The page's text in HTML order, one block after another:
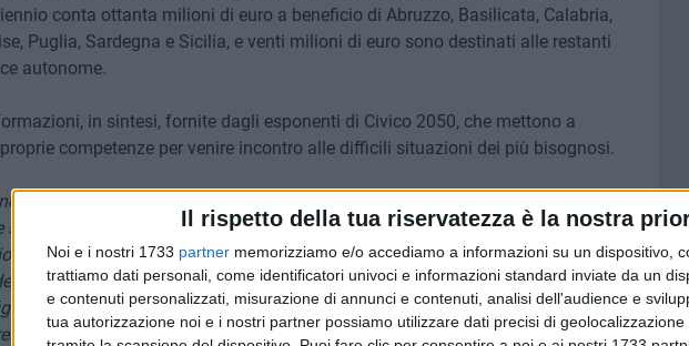
Il rispetto della tua riservatezza è la nostra
Noi e i nostri 1733 partner memorizziamo e/o accediamo a informazioni su un dispositivo,
trattiamo dati personali, come identificatori univoci e informazioni standard inviate da un
e contenuti personalizzati, misurazione di annunci e contenuti, analisi dell'audience e
tua autorizzazione noi e i nostri partner possiamo utilizzare dati precisi di
conta ottanta milioni di euro a beneficio di Abruzzo, Basilicata, Calabria,
Puglia, Sardegna e Sicilia, e venti milioni di euro sono destinati alle restanti
autonome.
in sintesi, fornite dagli esponenti di Civico 2050, che mettono a
competenze per venire incontro alle difficili situazioni dei più bisognosi.
del Senatore Antonio Trevisi, componente della commissione Ecologia, vi
in arrivo le agevolazioni concesse alle famiglie con specifici requisiti ISEE
di impianti fotovoltaici per autoconsumo.
i nuclei familiari con un ISEE fino a 15.000 euro oppure fino a 30.000 euro e
a carico.
delle domande di accesso alle agevolazioni saranno caricati sul sito